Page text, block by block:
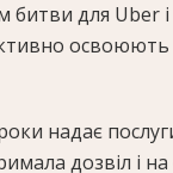
для Uber і
надає
дозвіл і на